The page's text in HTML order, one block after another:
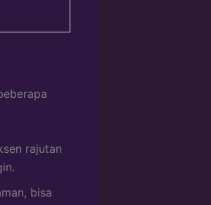
rajutan
bisa